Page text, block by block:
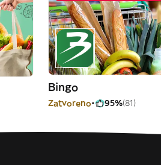
Bingo
Zatvoreno 95%(81)